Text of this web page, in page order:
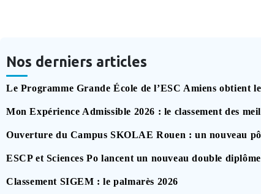
Nos derniers articles
Le Programme Grande École de l’ESC Amiens obtient
Mon Expérience Admissible 2026 : le classement des
Ouverture du Campus SKOLAE Rouen : un nouveau
ESCP et Sciences Po lancent un nouveau double
Classement SIGEM : le palmarès 2026